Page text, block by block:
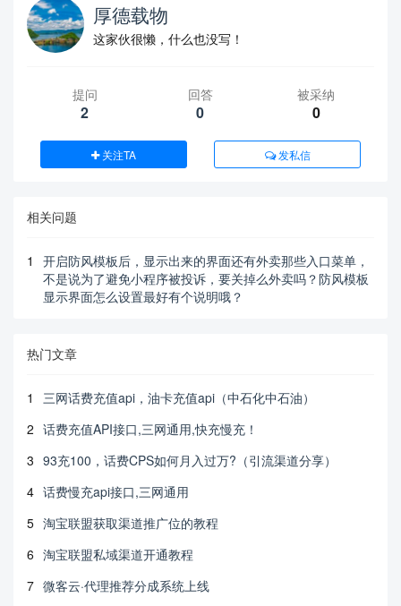
厚德载物
这家伙很懒，什么也没写！
提问
2
回答
0
被采纳
0
关注TA 发私信
相关问题
1
开启防风模板后，显示出来的界面还有外卖那些入口菜单，
不是说为了避免小程序被投诉，要关掉么外卖吗？防风模板
显示界面怎么设置最好有个说明哦？
热门文章
1
三网话费充值api，油卡充值api（中石化中石油）
2 话费充值API接口,三网通用,快充慢充！
3 93充100，话费CPS如何月入过万?（引流渠道分享）
4 话费慢充api接口,三网通用
5 淘宝联盟获取渠道推广位的教程
6 淘宝联盟私域渠道开通教程
7 微客云·代理推荐分成系统上线